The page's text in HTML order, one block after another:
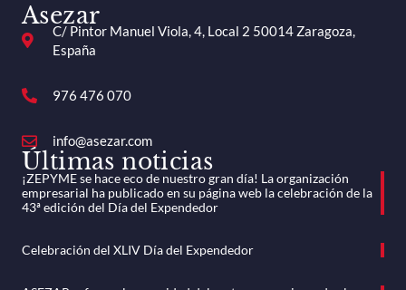
Asezar
C/ Pintor Manuel Viola, 4, Local 2 50014 Zaragoza,
España
976 476 070
info@asezar.com
Últimas noticias
¡ZEPYME se hace eco de nuestro gran día! La organización
empresarial ha publicado en su página web la celebración de la
43ª edición del Día del Expendedor
Celebración del XLIV Día del Expendedor